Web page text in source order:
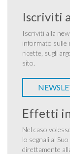
Iscriviti
Iscriviti alla
informato sulle
ricette, sugli
sito.
Effetti
Nel caso
lo segnali al
direttamente